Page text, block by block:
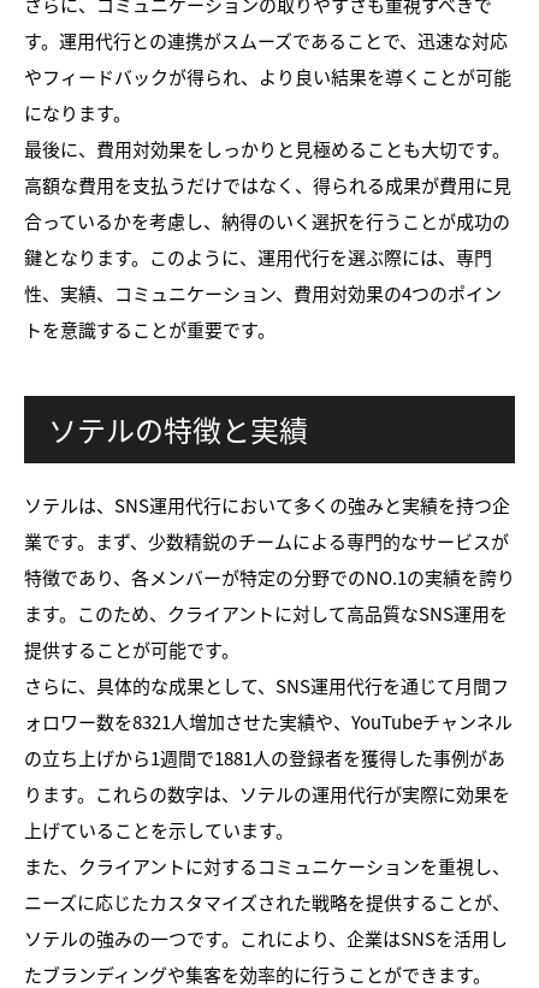
す。運用代行との連携がスムーズであることで、迅速な対応
やフィードバックが得られ、より良い結果を導くことが可能
になります。
最後に、費用対効果をしっかりと見極めることも大切です。
高額な費用を支払うだけではなく、得られる成果が費用に見
合っているかを考慮し、納得のいく選択を行うことが成功の
鍵となります。このように、運用代行を選ぶ際には、専門
性、実績、コミュニケーション、費用対効果の4つのポイン
トを意識することが重要です。
ソテルの特徴と実績
ソテルは、SNS運用代行において多くの強みと実績を持つ企
業です。まず、少数精鋭のチームによる専門的なサービスが
特徴であり、各メンバーが特定の分野でのNO.1の実績を誇り
ます。このため、クライアントに対して高品質なSNS運用を
提供することが可能です。
さらに、具体的な成果として、SNS運用代行を通じて月間フ
ォロワー数を8321人増加させた実績や、YouTubeチャンネル
の立ち上げから1週間で1881人の登録者を獲得した事例があ
ります。これらの数字は、ソテルの運用代行が実際に効果を
上げていることを示しています。
また、クライアントに対するコミュニケーションを重視し、
ニーズに応じたカスタマイズされた戦略を提供することが、
ソテルの強みの一つです。これにより、企業はSNSを活用し
たブランディングや集客を効率的に行うことができます。